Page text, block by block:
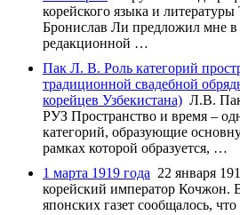
корейского языка и
Бронислав Ли предложил мне в
редакционной …
Пак Л. В. Роль категорий
традиционной свадебной
корейцев Узбекистана) Л.В.
РУЗ Пространство и время –
категорий, образующие
рамках которой образуется, …
1 марта 1919 года 22 января
корейский император Кочжон.
японских газет сообщалось,